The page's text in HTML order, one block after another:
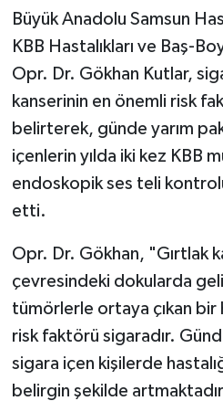
Büyük Anadolu Samsun
KBB Hastalıkları ve Baş-
Opr. Dr. Gökhan Kutlar,
kanserinin en önemli risk
belirterek, günde yarım
içenlerin yılda iki kez KBB
endoskopik ses teli
etti.
Opr. Dr. Gökhan, "Gırtlak
çevresindeki dokularda
tümörlerle ortaya çıkan bir
risk faktörü sigaradır.
sigara içen kişilerde
belirgin şekilde